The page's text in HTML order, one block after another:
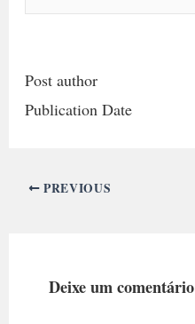
Post author
Publication Date
PREVIOUS
Deixe um comentário